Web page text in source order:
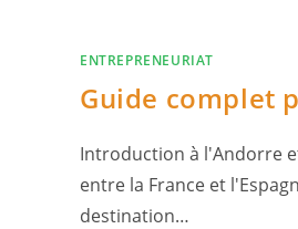
ENTREPRENEURIAT
Guide complet
Introduction à l'Andorre
entre la France et
destination…